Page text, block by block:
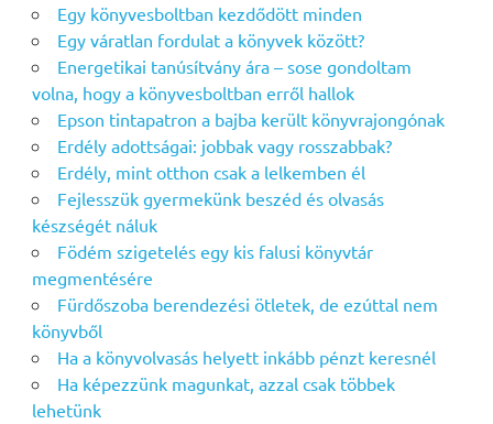
Egy könyvesboltban kezdődött minden
Egy váratlan fordulat a könyvek között?
Energetikai tanúsítvány ára – sose gondoltam
volna, hogy a könyvesboltban erről hallok
Epson tintapatron a bajba került könyvrajongónak
Erdély adottságai: jobbak vagy rosszabbak?
Erdély, mint otthon csak a lelkemben él
Fejlesszük gyermekünk beszéd és olvasás
készségét náluk
Födém szigetelés egy kis falusi könyvtár
megmentésére
Fürdőszoba berendezési ötletek, de ezúttal nem
könyvből
Ha a könyvolvasás helyett inkább pénzt keresnél
Ha képezzünk magunkat, azzal csak többek
lehetünk